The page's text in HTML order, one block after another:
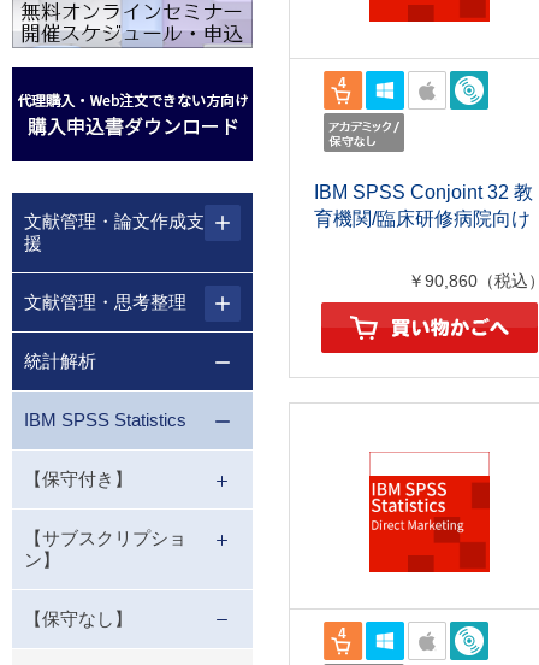
IBM SPSS Conjoint 32 教
育機関/臨床研修病院向け
￥90,860（税込
文献管理・論文作成支
援
文献管理・思考整理
統計解析
IBM SPSS Statistics
【保守付き】
【サブスクリプショ
ン】
【保守なし】